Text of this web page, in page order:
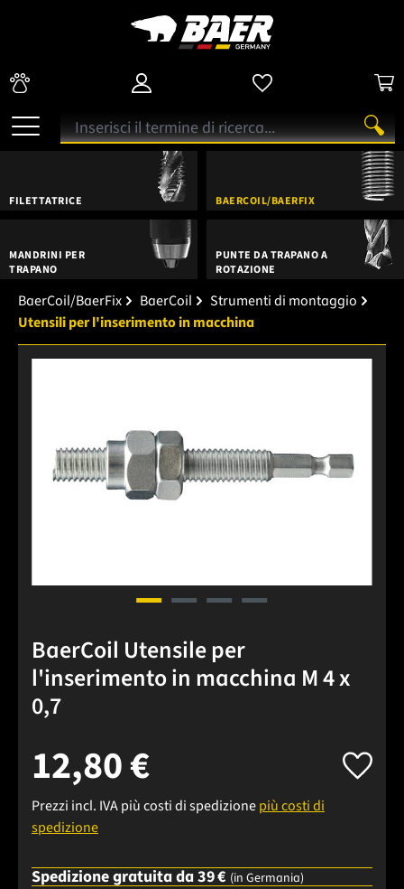
FILETTATRICE BAERCOIL/BAERFIX
MANDRINI PER
TRAPANO
PUNTE DA TRAPANO A
ROTAZIONE
BaerCoil/BaerFix BaerCoil
Strumenti di montaggio
Utensili per l'inserimento in macchina
BaerCoil Utensile per
l'inserimento in macchina M 4 x
0,7
12,80 €
Prezzi incl. IVA più costi di spedizionepiù costi di
spedizione
Spedizione gratuita da 39 € (in Germania)